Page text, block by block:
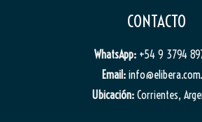
CONTACTO
WhatsApp: +54 9 3794
Email:
Ubicación: Corrientes,